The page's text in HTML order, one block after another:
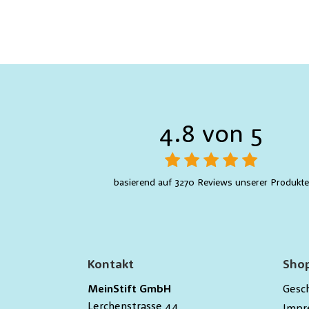
4.8 von 5
basierend auf 3270 Reviews unserer Produkte
Kontakt
MeinStift GmbH